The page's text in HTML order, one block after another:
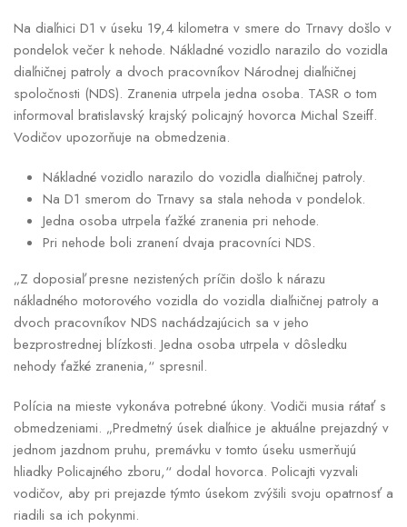
Na diaľnici D1 v úseku 19,4 kilometra v smere do Trnavy došlo v
pondelok večer k nehode. Nákladné vozidlo narazilo do vozidla
diaľničnej patroly a dvoch pracovníkov Národnej diaľničnej
spoločnosti (NDS). Zranenia utrpela jedna osoba. TASR o tom
informoval bratislavský krajský policajný hovorca Michal Szeiff.
Vodičov upozorňuje na obmedzenia.
Nákladné vozidlo narazilo do vozidla diaľničnej patroly.
Na D1 smerom do Trnavy sa stala nehoda v pondelok.
Jedna osoba utrpela ťažké zranenia pri nehode.
Pri nehode boli zranení dvaja pracovníci NDS.
„Z doposiaľ presne nezistených príčin došlo k nárazu
nákladného motorového vozidla do vozidla diaľničnej patroly a
dvoch pracovníkov NDS nachádzajúcich sa v jeho
bezprostrednej blízkosti. Jedna osoba utrpela v dôsledku
nehody ťažké zranenia,“ spresnil.
Polícia na mieste vykonáva potrebné úkony. Vodiči musia rátať s
obmedzeniami. „Predmetný úsek diaľnice je aktuálne prejazdný v
jednom jazdnom pruhu, premávku v tomto úseku usmerňujú
hliadky Policajného zboru,“ dodal hovorca. Policajti vyzvali
vodičov, aby pri prejazde týmto úsekom zvýšili svoju opatrnosť a
riadili sa ich pokynmi.